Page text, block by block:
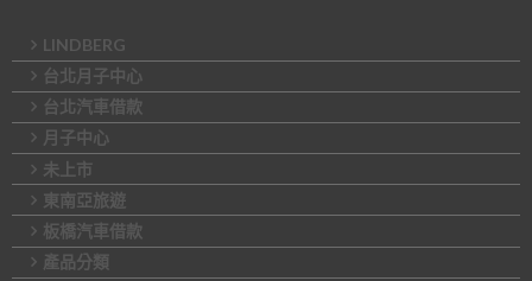
LINDBERG
台北月子中心
台北汽車借款
月子中心
未上市
東南亞旅遊
板橋汽車借款
產品分類